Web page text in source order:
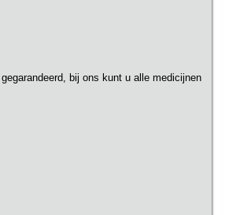
bij ons kunt u alle medicijnen